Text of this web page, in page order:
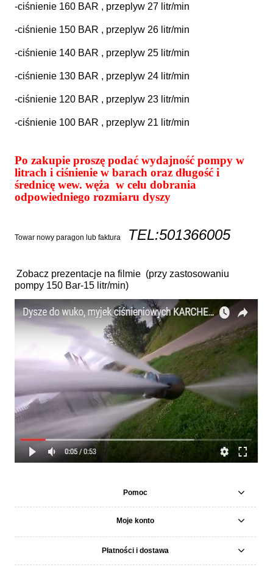
-ciśnienie 160 BAR , przeplyw 27 litr/min
-ciśnienie 150 BAR , przeplyw 26 litr/min
-ciśnienie 140 BAR , przeplyw 25 litr/min
-ciśnienie 130 BAR , przeplyw 24 litr/min
-ciśnienie 120 BAR , przeplyw 23 litr/min
-ciśnienie 100 BAR , przeplyw 21 litr/min
Po zakupie proszę podać wydajność pompy w
litrach i ciśnienie w barach oraz długość i
średnicę wew. węża w celu dobrania
odpowiedniego rozmiaru dyszy
Towar nowy paragon lub faktura TEL:501366005
Zobacz prezentacje na filmie (przy zastosowaniu
pompy 150 Bar-15 litr/min)
Pomoc
Moje konto
Płatności i dostawa